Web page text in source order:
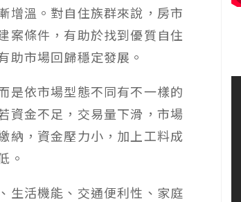
增溫。對自住族群來說，房市
案條件，有助於找到優質自住
助市場回歸穩定發展。
是依市場型態不同有不一樣的
資金不足，交易量下滑，市場
納，資金壓力小，加上工料成
。
生活機能、交通便利性、家庭